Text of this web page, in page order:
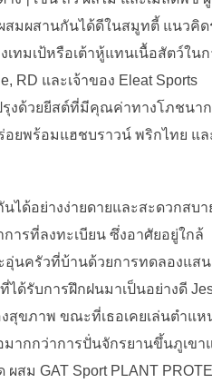
สมผสานกันได้ดีในสมูทตี้ แนวคิด
ทมเป้หรือเต้าหู้แทนเนื้อสัตว์ใน
RD และเจ้าของ Eleat Sports
รุงด้วยยีสต์ที่มีคุณค่าทางโภชนาก
อยพร้อมแฮชบราวน์ พริกไทย แล
ได้อย่างง่ายดายและสะดวกสบา
รที่ลงทะเบียน ซึ่งอาศัยอยู่ใกล้
อุ่นครัวที่บ้านด้วยการทดลองแส
ด้รับการฝึกฝนมาเป็นอย่างดี
ขภาพ ขณะที่เธอเคยเล่นตำแห
ากกว่าการปั่นจักรยานขึ้นภูเขา
ม GAT Sport PLANT